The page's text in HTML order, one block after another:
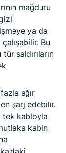
mağduru
ya da
Bu
saldırıların
ağır
şarj edebilir.
tek kabloyla
kabin